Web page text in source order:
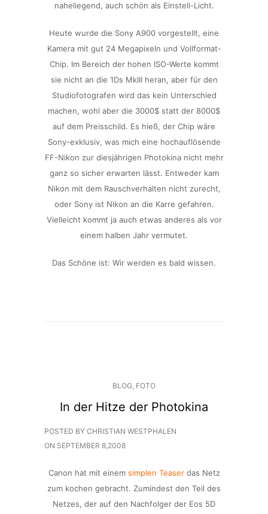
naheliegend, auch schön als Einstell-Licht.
Heute wurde die Sony A900 vorgestellt, eine
Kamera mit gut 24 Megapixeln und Vollformat-
Chip. Im Bereich der hohen ISO-Werte kommt
sie nicht an die 1Ds MkIII heran, aber für den
Studiofotografen wird das kein Unterschied
machen, wohl aber die 3000$ statt der 8000$
auf dem Preisschild. Es hieß, der Chip wäre
Sony-exklusiv, was mich eine hochauflösende
FF-Nikon zur diesjährigen Photokina nicht mehr
ganz so sicher erwarten lässt. Entweder kam
Nikon mit dem Rauschverhalten nicht zurecht,
oder Sony ist Nikon an die Karre gefahren.
Vielleicht kommt ja auch etwas anderes als vor
einem halben Jahr vermutet.
Das Schöne ist: Wir werden es bald wissen.
BLOG, FOTO
In der Hitze der Photokina
POSTED BY CHRISTIAN WESTPHALEN
ON SEPTEMBER 8,2008
Canon hat mit einem simplen Teaser das Netz
zum kochen gebracht. Zumindest den Teil des
Netzes, der auf den Nachfolger der Eos 5D